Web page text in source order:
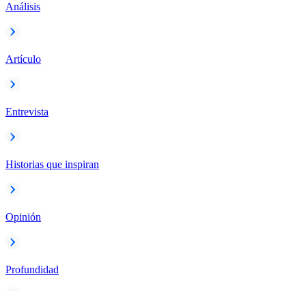
Análisis
Artículo
Entrevista
Historias que inspiran
Opinión
Profundidad